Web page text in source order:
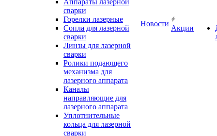
Аппараты лазерной
сварки
Горелки лазерные
Сопла для лазерной
сварки
Линзы для лазерной
сварки
Ролики подающего
механизма для
лазерного аппарата
Каналы
направляющие для
лазерного аппарата
Уплотнительные
кольца для лазерной
сварки
Новости
Акции